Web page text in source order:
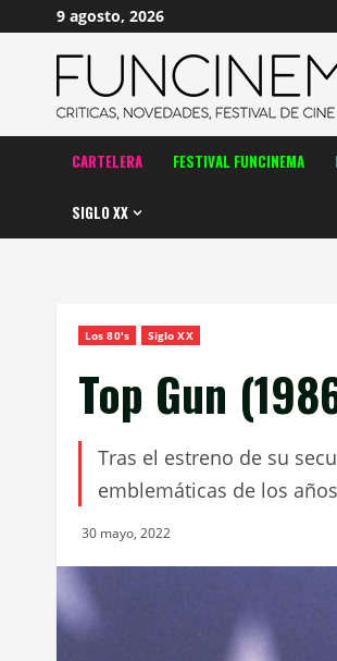
contenido
9 agosto, 2026
CARTELERA FESTIVAL FUNCINEMA
SIGLO XX
Los 80's Siglo XX
Top Gun
Tras el estreno de su
emblemáticas de los
30 mayo, 2022